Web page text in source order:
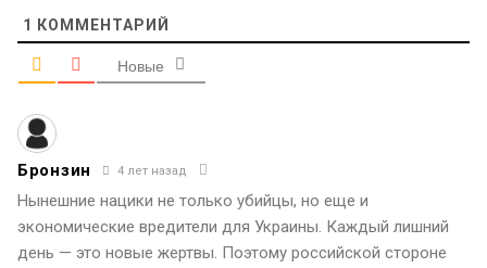
1 КОММЕНТАРИЙ
Новые
Бронзин 4 лет назад
Нынешние нацики не только убийцы, но еще и
экономические вредители для Украины. Каждый лишний
день — это новые жертвы. Поэтому российской стороне